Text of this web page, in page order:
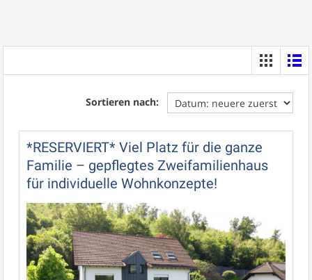
Sortieren nach:
*RESERVIERT* Viel Platz für die ganze
Familie – gepflegtes Zweifamilienhaus
für individuelle Wohnkonzepte!